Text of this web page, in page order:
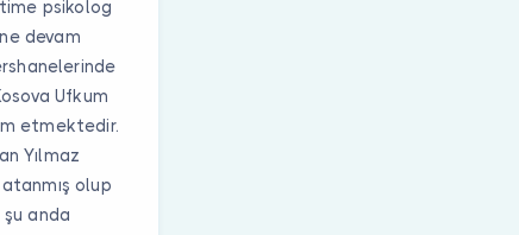
time psikolog
devam
Ufkum
etmektedir.
Yılmaz
olup
şu anda